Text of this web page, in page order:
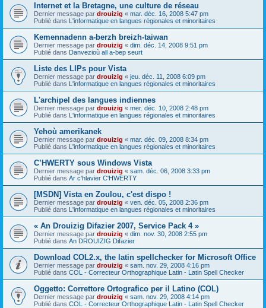
Internet et la Bretagne, une culture de réseau
Dernier message par drouizig « mar. déc. 16, 2008 5:47 pm
Publié dans L'informatique en langues régionales et minoritaires
Kemennadenn a-berzh breizh-taiwan
Dernier message par drouizig « dim. déc. 14, 2008 9:51 pm
Publié dans Danvezioù all a-bep seurt
Liste des LIPs pour Vista
Dernier message par drouizig « jeu. déc. 11, 2008 6:09 pm
Publié dans L'informatique en langues régionales et minoritaires
L'archipel des langues indiennes
Dernier message par drouizig « mer. déc. 10, 2008 2:48 pm
Publié dans L'informatique en langues régionales et minoritaires
Yehoù amerikanek
Dernier message par drouizig « mar. déc. 09, 2008 8:34 pm
Publié dans L'informatique en langues régionales et minoritaires
C’HWERTY sous Windows Vista
Dernier message par drouizig « sam. déc. 06, 2008 3:33 pm
Publié dans Ar c'hlavier C'HWERTY
[MSDN] Vista en Zoulou, c'est dispo !
Dernier message par drouizig « ven. déc. 05, 2008 2:36 pm
Publié dans L'informatique en langues régionales et minoritaires
« An Drouizig Difazier 2007, Service Pack 4 »
Dernier message par drouizig « dim. nov. 30, 2008 2:55 pm
Publié dans An DROUIZIG Difazier
Download COL2.x, the latin spellchecker for Microsoft Office
Dernier message par drouizig « sam. nov. 29, 2008 4:16 pm
Publié dans COL - Correcteur Orthographique Latin - Latin Spell Checker
Oggetto: Correttore Ortografico per il Latino (COL)
Dernier message par drouizig « sam. nov. 29, 2008 4:14 pm
Publié dans COL - Correcteur Orthographique Latin - Latin Spell Checker